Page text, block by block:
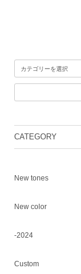
CATEGORY
New tones
New color
-2024
Custom